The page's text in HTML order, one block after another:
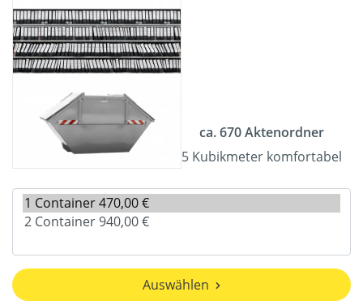
ca. 670 Aktenordner
5 Kubikmeter komfortabel
Auswählen